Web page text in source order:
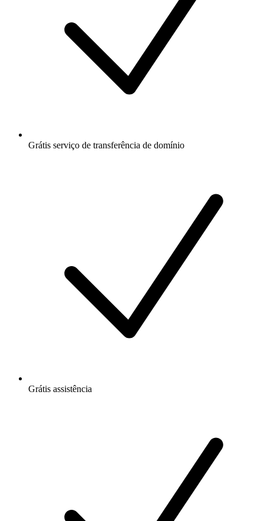
Grátis serviço de transferência de domínio
Grátis assistência